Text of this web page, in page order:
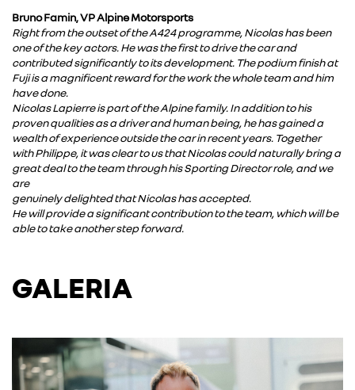
Bruno Famin, VP Alpine Motorsports
Right from the outset of the A424 programme, Nicolas has been
one of the key actors. He was the first to drive the car and
contributed significantly to its development. The podium finish at
Fuji is a magnificent reward for the work the whole team and him
have done.
Nicolas Lapierre is part of the Alpine family. In addition to his
proven qualities as a driver and human being, he has gained a
wealth of experience outside the car in recent years. Together
with Philippe, it was clear to us that Nicolas could naturally bring a
great deal to the team through his Sporting Director role, and we
are
genuinely delighted that Nicolas has accepted.
He will provide a significant contribution to the team, which will be
able to take another step forward.
GALERIA